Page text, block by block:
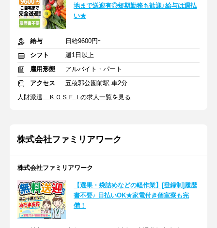
地まで送迎有◎短期勤務も歓迎♪給与は週払
い★
給与
日給9600円~
シフト
週1日以上
雇用形態
アルバイト・パート
アクセス
五稜郭公園前駅 車2分
人財派遣 ＫＯＳＥＩの求人一覧を見る
株式会社ファミリアワーク
株式会社ファミリアワーク
【選果・袋詰めなどの軽作業】[登録制]履歴
書不要♪ 日払いOK★家電付き個室寮も完
備！